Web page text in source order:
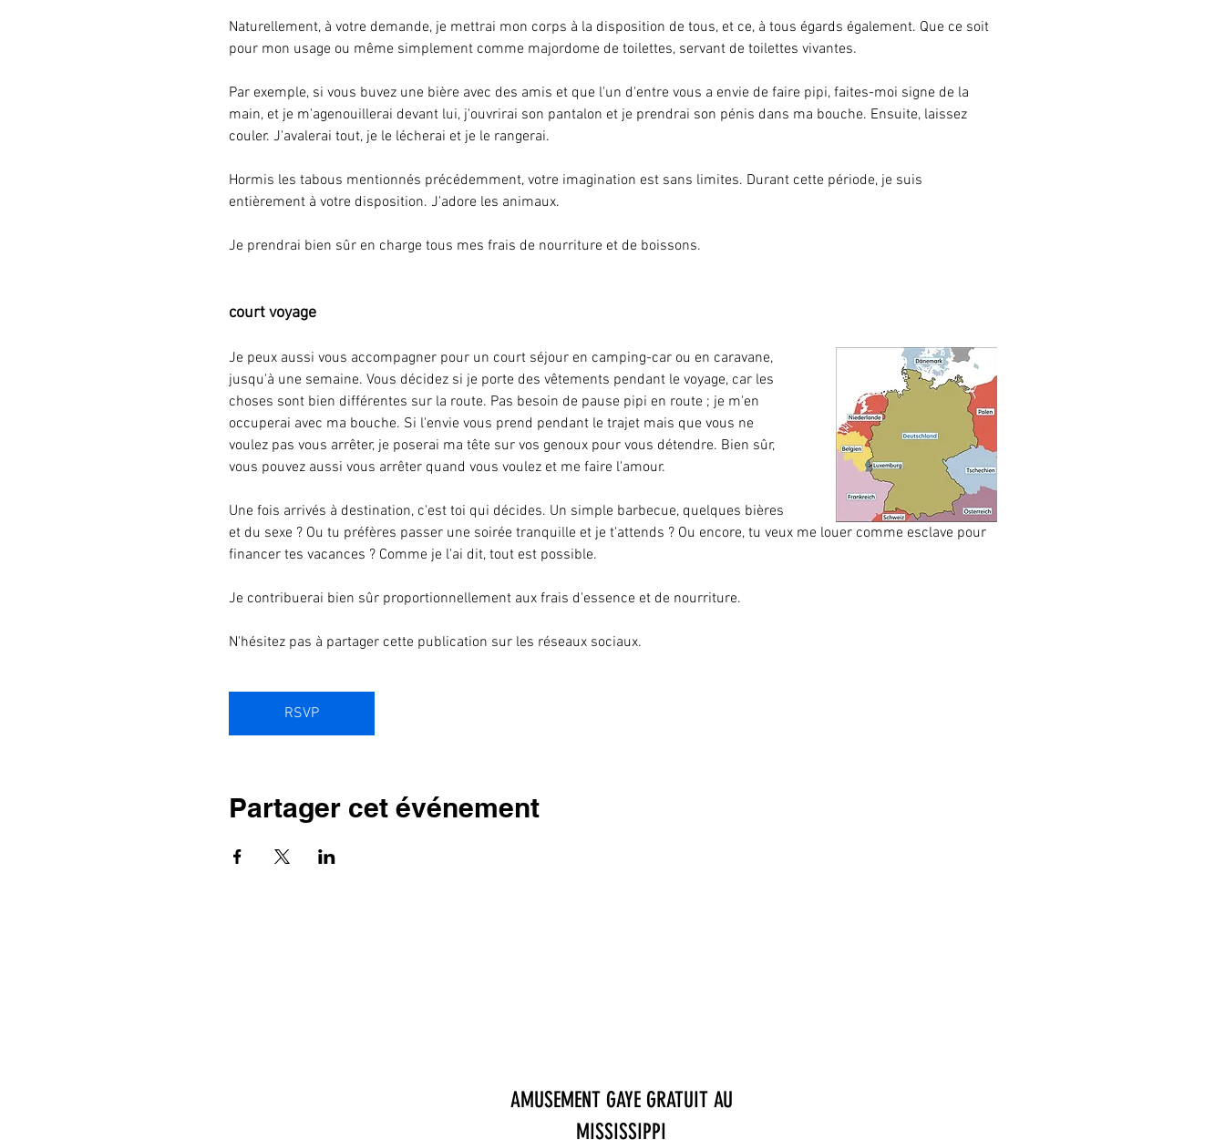
Naturellement, à votre demande, je mettrai mon corps à la disposition de tous, et ce, à tous égards également. Que ce soit
pour mon usage ou même simplement comme majordome de toilettes, servant de toilettes vivantes.
Par exemple, si vous buvez une bière avec des amis et que l'un d'entre vous a envie de faire pipi, faites-moi signe de la
main, et je m'agenouillerai devant lui, j'ouvrirai son pantalon et je prendrai son pénis dans ma bouche. Ensuite, laissez
couler. J'avalerai tout, je le lécherai et je le rangerai.
Hormis les tabous mentionnés précédemment, votre imagination est sans limites. Durant cette période, je suis
entièrement à votre disposition. J'adore les animaux.
Je prendrai bien sûr en charge tous mes frais de nourriture et de boissons.
court voyage
Je peux aussi vous accompagner pour un court séjour en camping-car ou en caravane,
jusqu'à une semaine. Vous décidez si je porte des vêtements pendant le voyage, car les
choses sont bien différentes sur la route. Pas besoin de pause pipi en route ; je m'en
occuperai avec ma bouche. Si l'envie vous prend pendant le trajet mais que vous ne
voulez pas vous arrêter, je poserai ma tête sur vos genoux pour vous détendre. Bien sûr,
vous pouvez aussi vous arrêter quand vous voulez et me faire l'amour.
Une fois arrivés à destination, c'est toi qui décides. Un simple barbecue, quelques bières
et du sexe ? Ou tu préfères passer une soirée tranquille et je t'attends ? Ou encore, tu veux me louer comme esclave pour
financer tes vacances ? Comme je l'ai dit, tout est possible.
Je contribuerai bien sûr proportionnellement aux frais d'essence et de nourriture.
N'hésitez pas à partager cette publication sur les réseaux sociaux.
RSVP
Partager cet événement
AMUSEMENT GAYE GRATUIT AU
MISSISSIPPI